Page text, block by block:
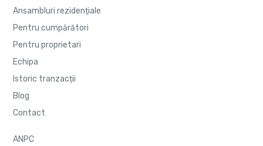
Ansambluri rezidențiale
Pentru cumpărători
Pentru proprietari
Echipa
Istoric tranzacții
Blog
Contact
ANPC